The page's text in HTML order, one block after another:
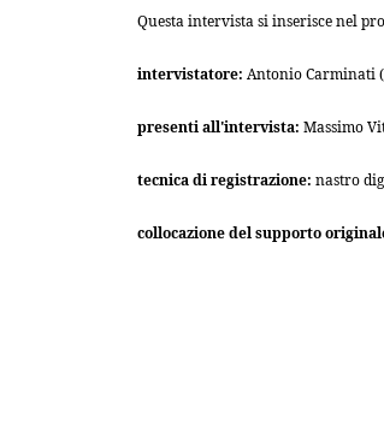
Questa intervista si inserisce nel
intervistatore: Antonio Carminati
presenti all'intervista: Massimo
tecnica di registrazione: nastro
collocazione del supporto